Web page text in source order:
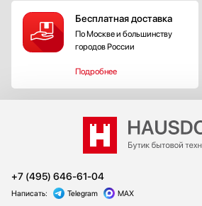
Бесплатная доставка
По Москве и большинству
городов России
Подробнее
+7 (495) 646-61-04
Написать: Telegram MAX